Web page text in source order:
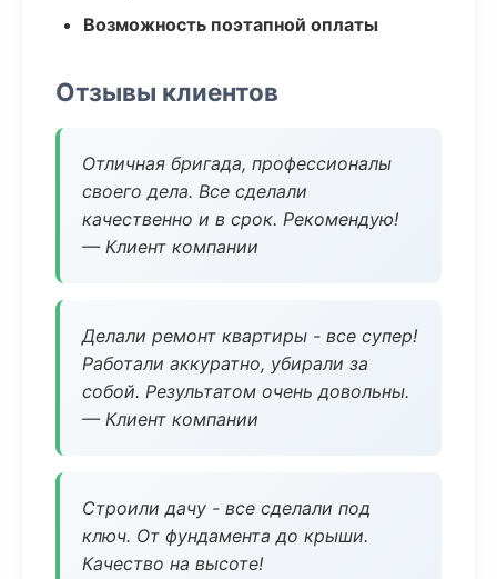
Возможность поэтапной оплаты
Отзывы клиентов
Отличная бригада, профессионалы
своего дела. Все сделали
качественно и в срок. Рекомендую!
— Клиент компании
Делали ремонт квартиры - все супер!
Работали аккуратно, убирали за
собой. Результатом очень довольны.
— Клиент компании
Строили дачу - все сделали под
ключ. От фундамента до крыши.
Качество на высоте!